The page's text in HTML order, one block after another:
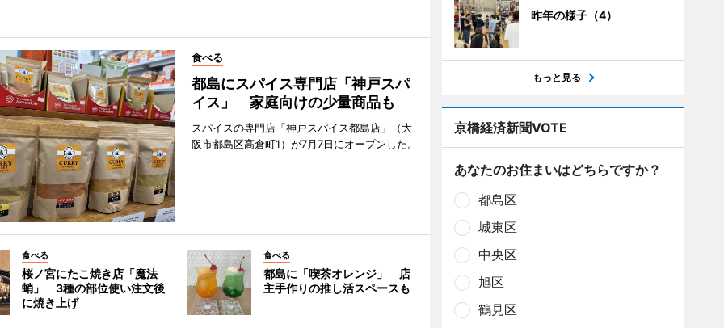
食べる
都島にスパイス専門店「神戸スパ
イス」 家庭向けの少量商品も
スパイスの専門店「神戸スパイス都島店」（大
阪市都島区高倉町1）が7月7日にオープンした。
食べる
桜ノ宮にたこ焼き店「魔法
蛸」 3種の部位使い注文後
に焼き上げ
食べる
都島に「喫茶オレンジ」 店
主手作りの推し活スペースも
昨年の様子（4）
もっと見る
京橋経済新聞VOTE
あなたのお住まいはどちらですか？
都島区
城東区
中央区
旭区
鶴見区